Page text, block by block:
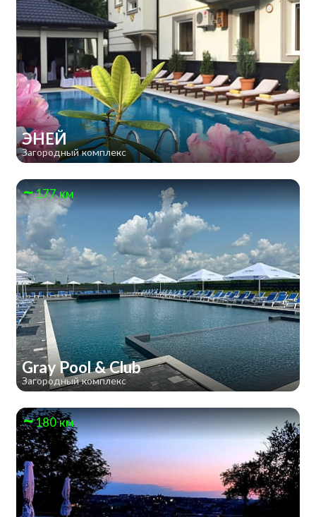
ЭНЕЙ
Загородный комплекс
177 км
Gray Pool & Club
Загородный комплекс
180 км